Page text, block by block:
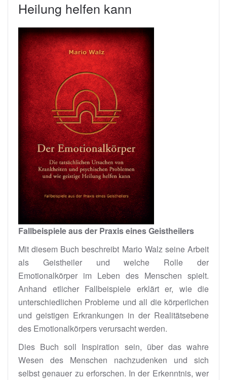
Heilung helfen kann
Fallbeispiele aus der Praxis eines Geistheilers
Mit diesem Buch beschreibt Mario Walz seine Arbeit
als Geistheiler und welche Rolle der
Emotionalkörper im Leben des Menschen spielt.
Anhand etlicher Fallbeispiele erklärt er, wie die
unterschiedlichen Probleme und all die körperlichen
und geistigen Erkrankungen in der Realitätsebene
des Emotionalkörpers verursacht werden.
Dies Buch soll Inspiration sein, über das wahre
Wesen des Menschen nachzudenken und sich
selbst genauer zu erforschen. In der Erkenntnis, wer